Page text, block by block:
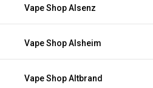
Vape Shop Alsenz
Vape Shop Alsheim
Vape Shop Altbrand